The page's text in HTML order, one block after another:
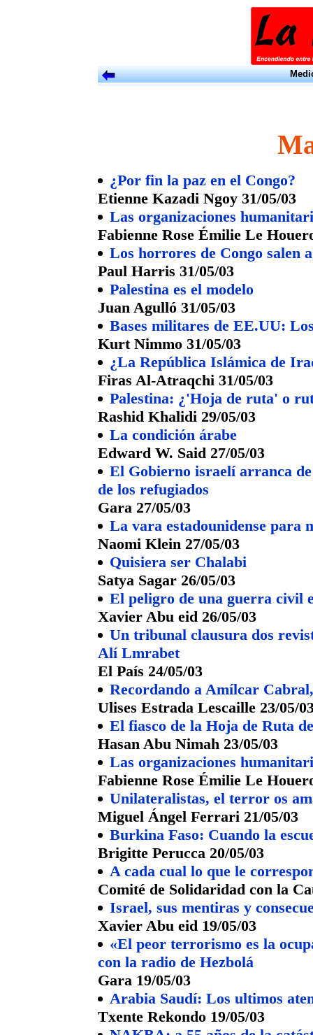
¿Por fin la paz en el Congo?
Etienne Kazadi Ngoy 31/05/03
Las organizaciones
Fabienne Rose Émilie Le
Los horrores de Congo salen
Paul Harris 31/05/03
Palestina es el modelo
Juan Agulló 31/05/03
Bases militares de EE.UU:
Kurt Nimmo 31/05/03
¿La República Islámica de
Firas Al-Atraqchi 31/05/03
Palestina: ¿'Hoja de ruta' o
Rashid Khalidi 29/05/03
La condición árabe
Edward W. Said 27/05/03
El Gobierno israelí arranca
de los refugiados
Gara 27/05/03
La vara estadounidense para
Naomi Klein 27/05/03
Quisiera ser Chalabi
Satya Sagar 26/05/03
El peligro de una guerra civil
Xavier Abu eid 26/05/03
Un tribunal clausura dos
Alí Lmrabet
El País 24/05/03
Recordando a Amílcar
Ulises Estrada Lescaille 23/05/
El fiasco de la Hoja de Ruta
Hasan Abu Nimah 23/05/03
Las organizaciones
Fabienne Rose Émilie Le
Unilateralistas, el terror os
Miguel Ángel Ferrari 21/05/03
Burkina Faso: Cuando la
Brigitte Perucca 20/05/03
A cada cual lo que le
Comité de Solidaridad con la
Israel, sus mentiras y
Xavier Abu eid 19/05/03
«El peor terrorismo es la
con la radio de Hezbolá
Gara 19/05/03
Arabia Saudí: Los ultimos
Txente Rekondo 19/05/03